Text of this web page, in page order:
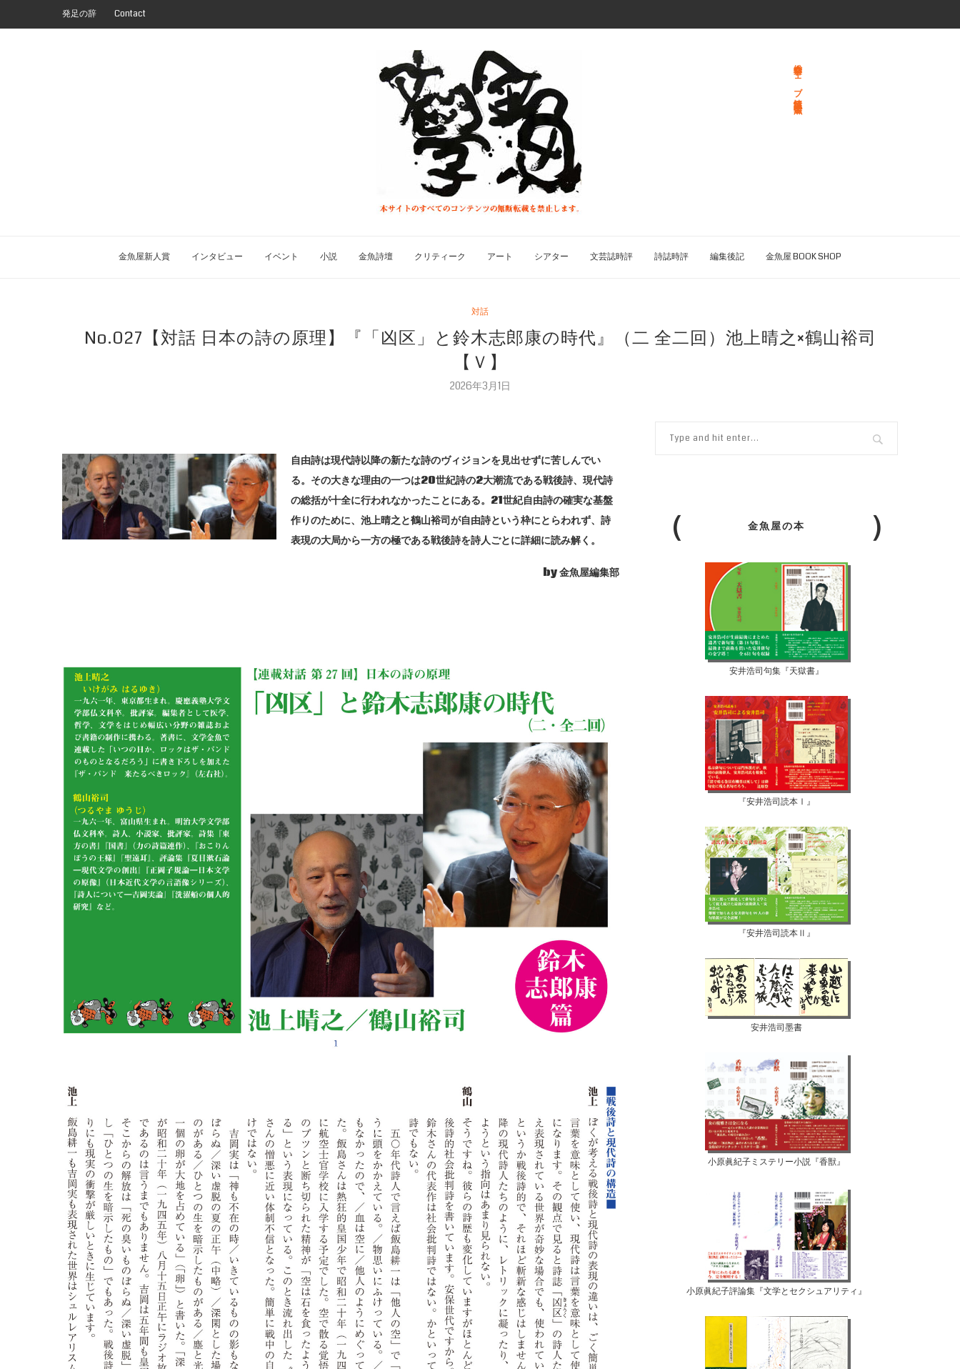
発足の辞 Contact
総合文学ウェブ情報誌 文学金魚
金魚屋新人賞 インタビュー イベント 小説 金魚詩壇 クリティーク アート シアター 文芸誌時評 詩誌時評 編集後記 金魚屋 BOOK SHOP
対話
No.027【対話 日本の詩の原理】『「凶区」と鈴木志郎康の時代』（二 全二回）池上晴之×鶴山裕司
【Ｖ】
2026年3月1日
自由詩は現代詩以降の新たな詩のヴィジョンを見出せずに苦しんでい
る。その大きな理由の一つは20世紀詩の2大潮流である戦後詩、現代詩
の総括が十全に行われなかったことにある。21世紀自由詩の確実な基盤
作りのために、池上晴之と鶴山裕司が自由詩という枠にとらわれず、詩
表現の大局から一方の極である戦後詩を詩人ごとに詳細に読み解く。
by 金魚屋編集部
金魚屋の本
安井浩司句集『天獄書』
『安井浩司読本Ⅰ』
『安井浩司読本Ⅱ』
安井浩司墨書
小原眞紀子ミステリー小説『香獣』
小原眞紀子評論集『文学とセクシュアリティ』